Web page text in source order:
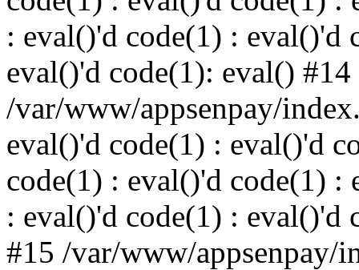
: eval()'d code(1) : eval()'d
eval()'d code(1): eval() #14
/var/www/appsenpay/
eval()'d code(1) : eval()'d
code(1) : eval()'d code(1) :
: eval()'d code(1) : eval()'d
#15 /var/www/appsenpay/